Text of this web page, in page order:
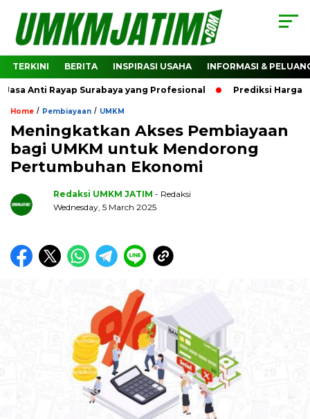
TERKINI BERITA INSPIRASI USAHA INFORMASI &
Anti Rayap Surabaya yang Profesional Prediksi Harga
Home / Pembiayaan / UMKM
Meningkatkan Akses Pembiayaan
bagi UMKM untuk Mendorong
Pertumbuhan Ekonomi
Redaksi UMKM JATIM - Redaksi
Wednesday, 5 March 2025